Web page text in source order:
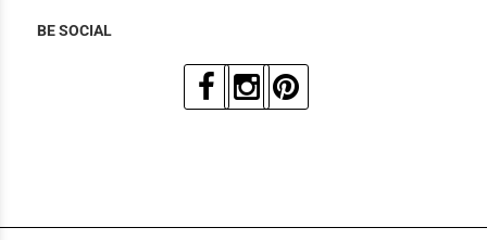
BE SOCIAL